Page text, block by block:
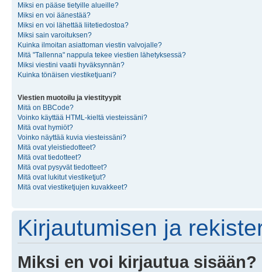
Miksi en pääse tietyille alueille?
Miksi en voi äänestää?
Miksi en voi lähettää liitetiedostoa?
Miksi sain varoituksen?
Kuinka ilmoitan asiattoman viestin valvojalle?
Mitä "Tallenna" nappula tekee viestien lähetyksessä?
Miksi viestini vaatii hyväksynnän?
Kuinka tönäisen viestiketjuani?
Viestien muotoilu ja viestityypit
Mitä on BBCode?
Voinko käyttää HTML-kieltä viesteissäni?
Mitä ovat hymiöt?
Voinko näyttää kuvia viesteissäni?
Mitä ovat yleistiedotteet?
Mitä ovat tiedotteet?
Mitä ovat pysyvät tiedotteet?
Mitä ovat lukitut viestiketjut?
Mitä ovat viestiketjujen kuvakkeet?
Kirjautumisen ja
Miksi en voi kirjautua sisään?